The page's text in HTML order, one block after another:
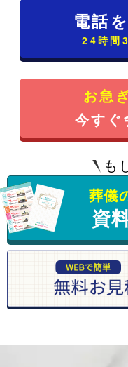
電話
24時間
お急
今すぐ
も
葬儀
資